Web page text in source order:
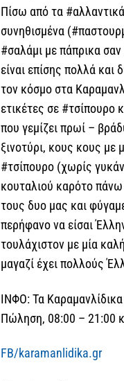
Πίσω από τα
συνηθισμένα
#σαλάμι με πάπρικα
είναι επίσης πολλά και
τον κόσμο στα
ετικέτες σε #τσίπουρο
που γεμίζει πρωί –
ξινοτύρι, κους κους με
#τσίπουρο (χωρίς
κουταλιού καρότο πάνω
τους δυο μας και
περήφανο να είσαι
τουλάχιστον με μία
μαγαζί έχει πολλούς
ΙΝΦΟ: Τα
Πώληση, 08:00 – 21:00
FB/karamanlidika.gr